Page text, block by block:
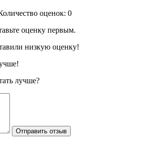
оценок: 0
оценку первым.
низкую оценку!
лучше?
Отправить отзыв